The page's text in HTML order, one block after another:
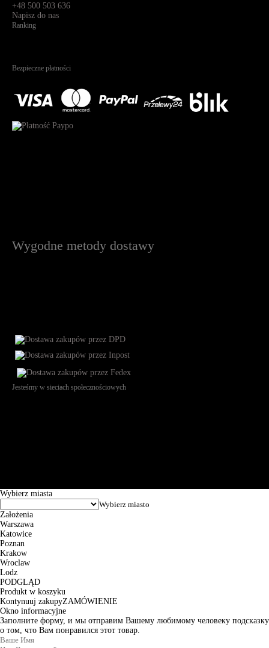
+48 500 503 636
Napisz do nas
Ranking
Bezpieczne płatności
Wygodne metody dostawy
Jesteśmy w sieciach społecznościowych
Wybierz miasta
Założenia
Warszawa
Katowice
Poznan
Krakow
Wroclaw
Lodz
PODGLĄD
Produkt w koszyku
Kontynuuj zakupyZAMÓWIENIE
Okno informacyjne
Заполните форму, и мы отправим Вашему любимому человеку подсказку
о том, что Вам понравился этот товар.